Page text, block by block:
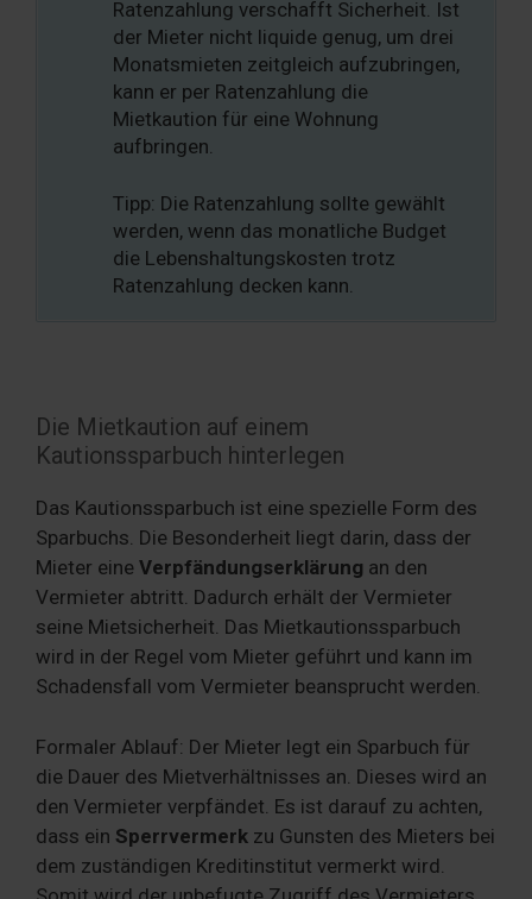
Ratenzahlung verschafft Sicherheit. Ist
der Mieter nicht liquide genug, um drei
Monatsmieten zeitgleich aufzubringen,
kann er per Ratenzahlung die
Mietkaution für eine Wohnung
aufbringen.
Tipp: Die Ratenzahlung sollte gewählt
werden, wenn das monatliche Budget
die Lebenshaltungskosten trotz
Ratenzahlung decken kann.
Die Mietkaution auf einem
Kautionssparbuch hinterlegen
Das Kautionssparbuch ist eine spezielle Form des
Sparbuchs. Die Besonderheit liegt darin, dass der
Mieter eine Verpfändungserklärung an den
Vermieter abtritt. Dadurch erhält der Vermieter
seine Mietsicherheit. Das Mietkautionssparbuch
wird in der Regel vom Mieter geführt und kann im
Schadensfall vom Vermieter beansprucht werden.
Formaler Ablauf: Der Mieter legt ein Sparbuch für
die Dauer des Mietverhältnisses an. Dieses wird an
den Vermieter verpfändet. Es ist darauf zu achten,
dass ein Sperrvermerk zu Gunsten des Mieters bei
dem zuständigen Kreditinstitut vermerkt wird.